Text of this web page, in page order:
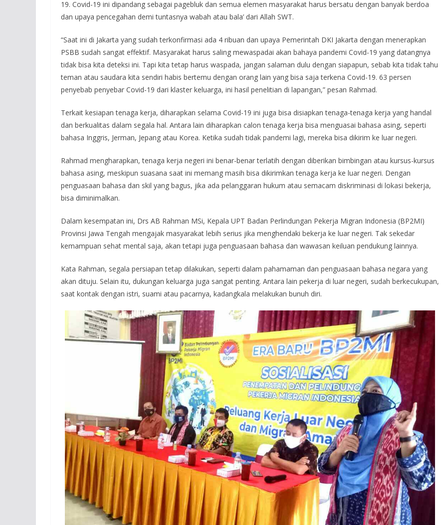
19. Covid-19 ini dipandang sebagai pagebluk dan semua elemen masyarakat harus bersatu dengan banyak berdoa
dan upaya pencegahan demi tuntasnya wabah atau bala’ dari Allah SWT.
“Saat ini di Jakarta yang sudah terkonfirmasi ada 4 ribuan dan upaya Pemerintah DKI Jakarta dengan menerapkan
PSBB sudah sangat effektif. Masyarakat harus saling mewaspadai akan bahaya pandemi Covid-19 yang datangnya
tidak bisa kita deteksi ini. Tapi kita tetap harus waspada, jangan salaman dulu dengan siapapun, sebab kita tidak tahu
teman atau saudara kita sendiri habis bertemu dengan orang lain yang bisa saja terkena Covid-19. 63 persen
penyebab penyebar Covid-19 dari klaster keluarga, ini hasil penelitian di lapangan,” pesan Rahmad.
Terkait kesiapan tenaga kerja, diharapkan selama Covid-19 ini juga bisa disiapkan tenaga-tenaga kerja yang handal
dan berkualitas dalam segala hal. Antara lain diharapkan calon tenaga kerja bisa menguasai bahasa asing, seperti
bahasa Inggris, Jerman, Jepang atau Korea. Ketika sudah tidak pandemi lagi, mereka bisa dikirim ke luar negeri.
Rahmad mengharapkan, tenaga kerja negeri ini benar-benar terlatih dengan diberikan bimbingan atau kursus-kursus
bahasa asing, meskipun suasana saat ini memang masih bisa dikirimkan tenaga kerja ke luar negeri. Dengan
penguasaan bahasa dan skil yang bagus, jika ada pelanggaran hukum atau semacam diskriminasi di lokasi bekerja,
bisa diminimalkan.
Dalam kesempatan ini, Drs AB Rahman MSi, Kepala UPT Badan Perlindungan Pekerja Migran Indonesia (BP2MI)
Provinsi Jawa Tengah mengajak masyarakat lebih serius jika menghendaki bekerja ke luar negeri. Tak sekedar
kemampuan sehat mental saja, akan tetapi juga penguasaan bahasa dan wawasan keiluan pendukung lainnya.
Kata Rahman, segala persiapan tetap dilakukan, seperti dalam pahamaman dan penguasaan bahasa negara yang
akan dituju. Selain itu, dukungan keluarga juga sangat penting. Antara lain pekerja di luar negeri, sudah berkecukupan,
saat kontak dengan istri, suami atau pacarnya, kadangkala melakukan bunuh diri.